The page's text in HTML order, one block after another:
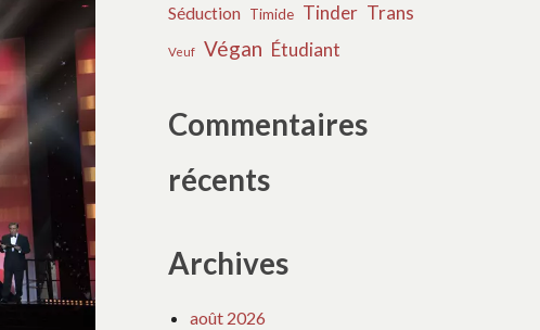
Séduction Timide Tinder Trans
Veuf Végan Étudiant
Commentaires
récents
Archives
août 2026